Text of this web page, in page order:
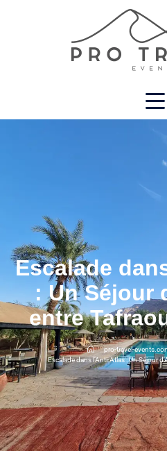
Escalade
: Un Séjour
entre
pro-travel-
Escalade dans l’Anti-Atlas : Un Séjour